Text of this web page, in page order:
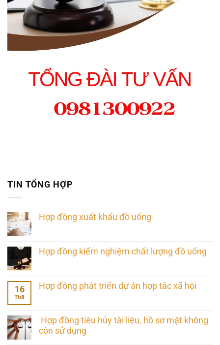
TIN TỔNG HỢP
Hợp đồng xuất khẩu đồ uống
Hợp đồng kiểm nghiệm chất lượng đồ uống
16
Th8
Hợp đồng phát triển dự án hợp tác xã hội
Hợp đồng tiêu hủy tài liệu, hồ sơ mật không
còn sử dụng